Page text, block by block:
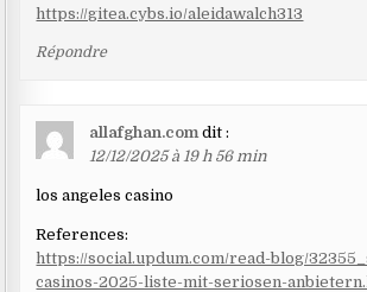
https://gitea.cybs.io/aleidawalch313
Répondre
allafghan.com dit :
12/12/2025 à 19 h 56 min
los angeles casino
References:
https://social.updum.com/read-blog/
casinos-2025-liste-mit-seriosen-